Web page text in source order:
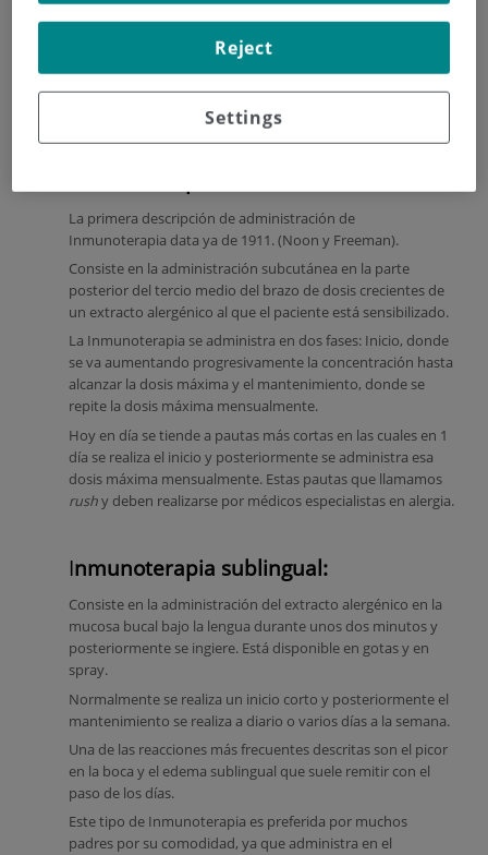
Normalmente las vacunas se administran a partir de los 5
años de edad y se administran durante un periodo de 3-5
Que tipos de vacunas existen actualmente:
La primera descripción de administración de
Inmunoterapia data ya de 1911. (Noon y Freeman).
Consiste en la administración subcutánea en la parte
posterior del tercio medio del brazo de dosis crecientes de
un extracto alergénico al que el paciente está sensibilizado.
La Inmunoterapia se administra en dos fases: Inicio, donde
se va aumentando progresivamente la concentración hasta
alcanzar la dosis máxima y el mantenimiento, donde se
repite la dosis máxima mensualmente.
Hoy en día se tiende a pautas más cortas en las cuales en 1
día se realiza el inicio y posteriormente se administra esa
dosis máxima mensualmente. Estas pautas que llamamos
rushy deben realizarse por médicos especialistas en alergia.
Inmunoterapia sublingual:
Consiste en la administración del extracto alergénico en la
mucosa bucal bajo la lengua durante unos dos minutos y
posteriormente se ingiere. Está disponible en gotas y en
spray.
Normalmente se realiza un inicio corto y posteriormente el
mantenimiento se realiza a diario o varios días a la semana.
Una de las reacciones más frecuentes descritas son el picor
en la boca y el edema sublingual que suele remitir con el
paso de los días.
Este tipo de Inmunoterapia es preferida por muchos
padres por su comodidad, ya que administra en el
Settings
Reject